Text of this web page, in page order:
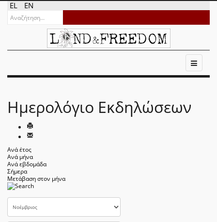
EL EN
Ημερολόγιο Εκδηλώσεων
Ανά έτος
Ανά μήνα
Ανά εβδομάδα
Σήμερα
Μετάβαση στον μήνα